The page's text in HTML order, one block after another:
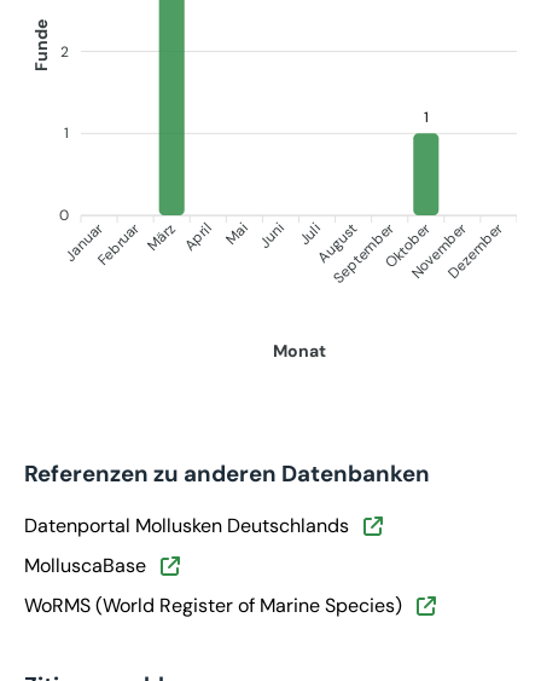
2
1
0
Funde
1
JanuarFebruar März April Mai Juni JuliAugust
SeptemberOktoberNovemberDezember
Monat
Referenzen zu anderen Datenbanken
Datenportal Mollusken Deutschlands
MolluscaBase
WoRMS (World Register of Marine Species)